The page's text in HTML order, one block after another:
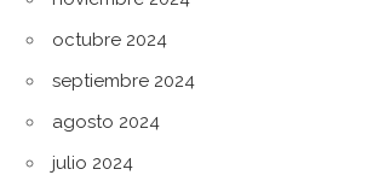
octubre 2024
septiembre 2024
agosto 2024
julio 2024